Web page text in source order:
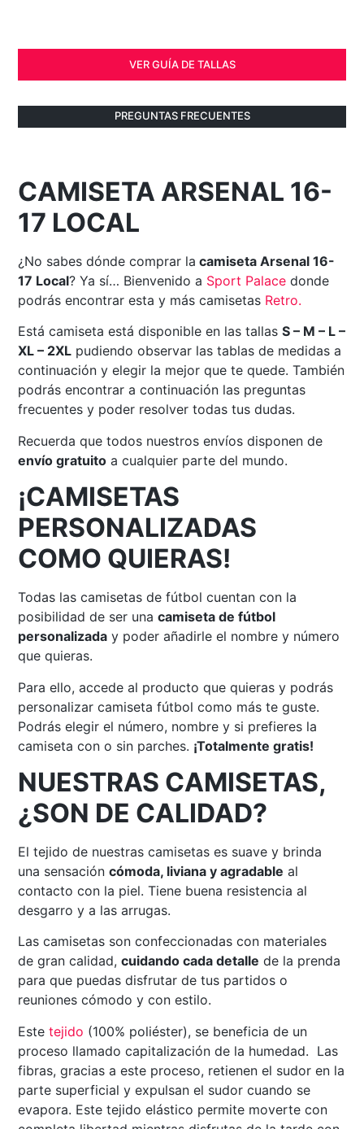
VER GUÍA DE TALLAS
PREGUNTAS FRECUENTES
CAMISETA ARSENAL 16-
17 LOCAL
¿No sabes dónde comprar la camiseta Arsenal 16-
17 Local? Ya sí… Bienvenido a Sport Palace donde
podrás encontrar esta y más camisetas Retro.
Está camiseta está disponible en las tallasS – M – L –
XL – 2XL pudiendo observar las tablas de medidas a
continuación y elegir la mejor que te quede. También
podrás encontrar a continuación las preguntas
frecuentes y poder resolver todas tus dudas.
Recuerda que todos nuestros envíos disponen de
envío gratuito a cualquier parte del mundo.
¡CAMISETAS
PERSONALIZADAS
COMO QUIERAS!
Todas las camisetas de fútbol cuentan con la
posibilidad de ser unacamiseta de fútbol
personalizada y poder añadirle el nombre y número
que quieras.
Para ello, accede al producto que quieras y podrás
personalizar camiseta fútbol como más te guste.
Podrás elegir el número, nombre y si prefieres la
camiseta con o sin parches. ¡Totalmente gratis!
NUESTRAS CAMISETAS,
¿SON DE CALIDAD?
El tejido de nuestras camisetas es suave y brinda
una sensacióncómoda, liviana y agradable al
contacto con la piel. Tiene buena resistencia al
desgarro y a las arrugas.
Las camisetas son confeccionadas con materiales
de gran calidad,cuidando cada detalle de la prenda
para que puedas disfrutar de tus partidos o
reuniones cómodo y con estilo.
Estetejido (100% poliéster), se beneficia de un
proceso llamado capitalización de la humedad. Las
fibras, gracias a este proceso, retienen el sudor en la
parte superficial y expulsan el sudor cuando se
evapora. Este tejido elástico permite moverte con